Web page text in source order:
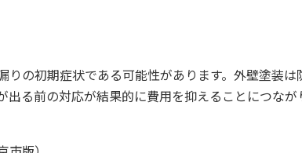
の初期症状である可能性があります。外壁塗装は
る前の対応が結果的に費用を抑えることにつなが